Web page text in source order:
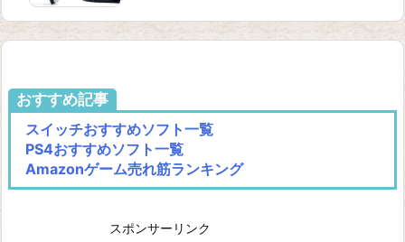
おすすめ記事
スイッチおすすめソフト一覧
PS4おすすめソフト一覧
Amazonゲーム売れ筋ランキング
スポンサーリンク